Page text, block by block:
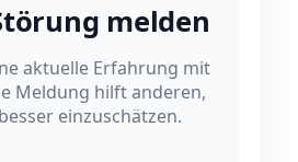
melden
aktuelle Erfahrung mit
Meldung hilft anderen,
einzuschätzen.